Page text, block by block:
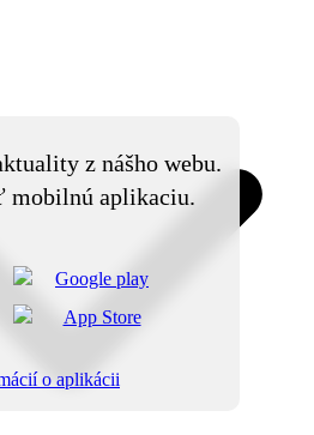
z nášho webu.
mobilnú aplikaciu.
o aplikácii